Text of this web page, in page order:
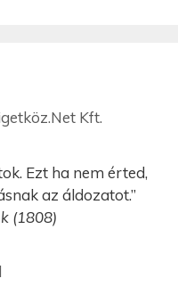
Kft.
Ezt ha nem érted,
az áldozatot.”
(1808)